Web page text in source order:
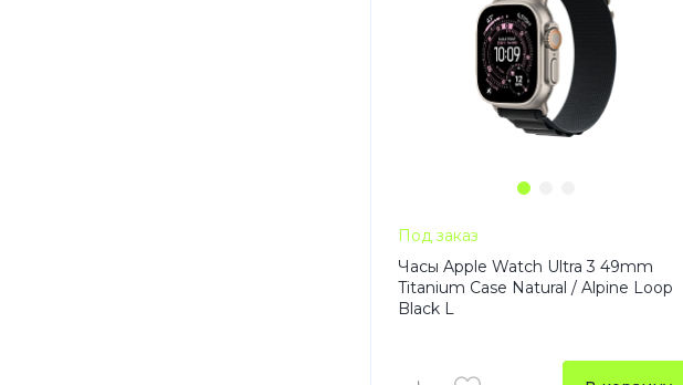
Под заказ
Часы Apple Watch Ultra 3 49mm
Titanium Case Natural / Alpine Loop
Black L